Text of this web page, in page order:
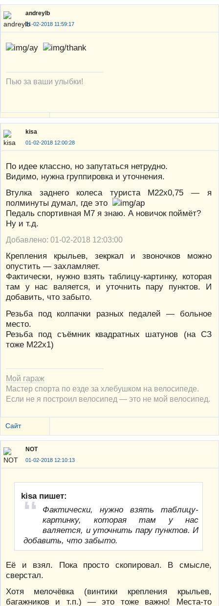
andreylb
01-02-2018 11:59:17
Пью за ваши улыбки!
kisa
01-02-2018 12:00:28
По идее классно, но запутаться нетрудно.
Видимо, нужна группировка и уточнения.
Втулка заднего колеса туриста М22х0,75 — я
полминуты думал, где это
Педаль спортивная М7 я знаю. А новичок поймёт?
Ну и т.д.
Добавлено: 01-02-2018 12:03:00
Крепления крыльев, зекркал и звоночков можно
опустить — захламляет.
Фактически, нужно взять таблицу-картинку, которая
там у нас валяется, и уточнить пару пунктов. И
добавить, что забыто.
Резьба под колпачки разных педалей — больное
место.
Резьба под съёмник квадратных шатунов (на СЗ
тоже М22х1)
Мой гараж
Мастер спорта по езде за хлебушком на велосипеде.
Если не я построил велосипед — это не мой велосипед.
Сайт
NOT
01-02-2018 12:10:13
kisa пишет:
Фактически, нужно взять таблицу-
картинку, которая там у нас
валяется, и уточнить пару пунктов. И
добавить, что забыто.
Её и взял. Пока просто скопировал. В смысле,
сверстал.
Хотя мелочёвка (винтики крепления крыльев,
багажников и т.п.) — это тоже важно! Места-то